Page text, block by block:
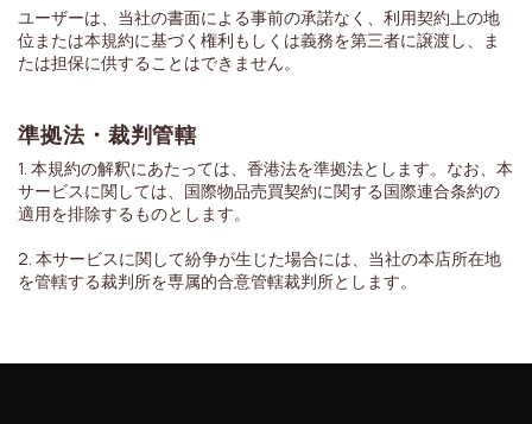
ユーザーは、当社の書面による事前の承諾なく、利用契約上の地
位または本規約に基づく権利もしくは義務を第三者に譲渡し、ま
たは担保に供することはできません。
準拠法・裁判管轄
1. 本規約の解釈にあたっては、香港法を準拠法とします。なお、本
サービスに関しては、国際物品売買契約に関する国際連合条約の
適用を排除するものとします。
2. 本サービスに関して紛争が生じた場合には、当社の本店所在地
を管轄する裁判所を専属的合意管轄裁判所とします。